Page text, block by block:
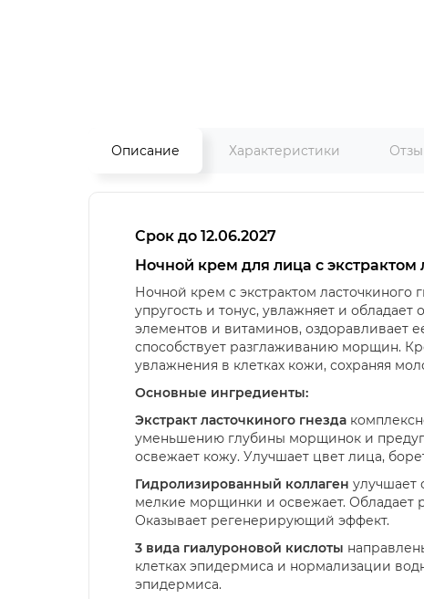
Описание Характеристики
Срок до 12.06.2027
Ночной крем для лица с
Ночной крем с экстрактом ласточкиного
упругость и тонус, увлажняет и
элементов и витаминов, оздоравливает
способствует разглаживанию морщин.
увлажнения в клетках кожи, сохраняя
Основные ингредиенты:
Экстракт ласточкиного гнезда
уменьшению глубины морщинок и
освежает кожу. Улучшает цвет лица,
Гидролизированный коллаген улучшает
мелкие морщинки и освежает. Обладает
Оказывает регенерирующий эффект.
3 вида гиалуроновой кислоты
клетках эпидермиса и нормализации
эпидермиса.